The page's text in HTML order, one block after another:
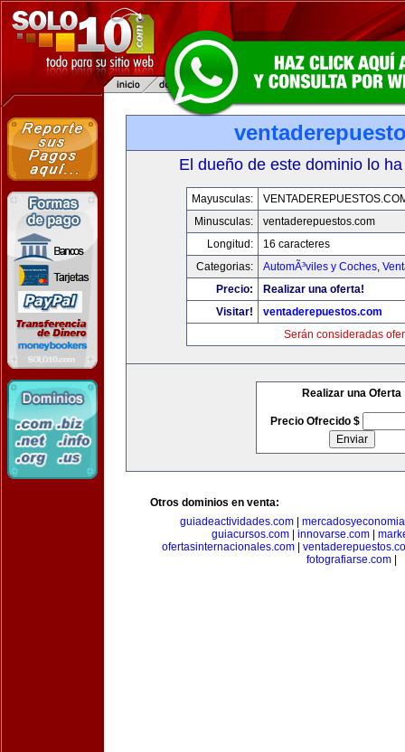
El dueño de este dominio lo
Mayusculas:
Minusculas:
ventaderepuestos.com
Longitud:
16 caracteres
Categorias:
AutomÃ³viles y Coches,
Precio:
Realizar una oferta!
Visitar!
ventaderepuestos.com
Serán consideradas
Realizar una Oferta
Precio Ofrecido $
Otros dominios en venta:
guiadeactividades.com|
guiacursos.com| innovarse.com|
ofertasinternacionales.com|
fotografiarse.com